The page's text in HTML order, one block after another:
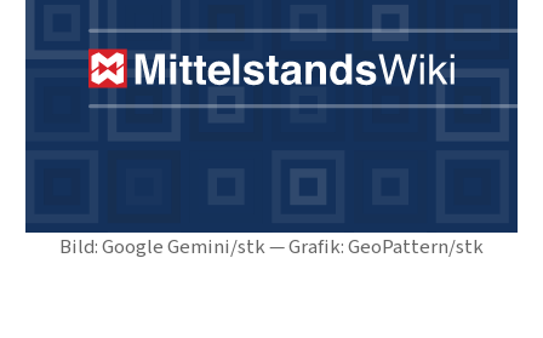
Bild: Google Gemini/stk — Grafik: GeoPattern/stk